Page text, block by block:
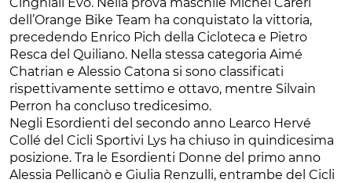
dell’Orange Bike Team ha conquistato la vittoria,
precedendo Enrico Pich della Cicloteca e Pietro
Resca del Quiliano. Nella stessa categoria Aimé
Chatrian e Alessio Catona si sono classificati
rispettivamente settimo e ottavo, mentre Silvain
Perron ha concluso tredicesimo.
Negli Esordienti del secondo anno Learco Hervé
Collé del Cicli Sportivi Lys ha chiuso in quindicesima
posizione. Tra le Esordienti Donne del primo anno
Alessia Pellicanò e Giulia Renzulli, entrambe del Cicli